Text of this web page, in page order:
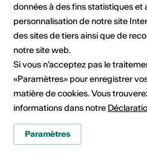
1 2
6 7 8 9
13 14 15 16
21
27 28 29 30
Date de mise en œuvre
données à des fins statistiques et
personnalisation de notre site
des sites de tiers ainsi que de
notre site web.
Si vous n’acceptez pas le
«Paramètres» pour enregistrer
matière de cookies. Vous
informations dans notre
Paramètres